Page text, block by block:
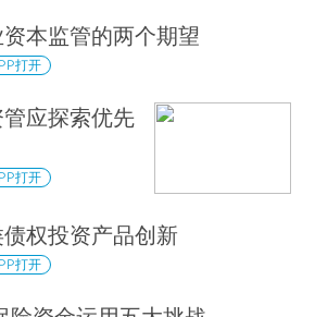
本监管的两个期望
打开
应探索优先
打开
权投资产品创新
打开